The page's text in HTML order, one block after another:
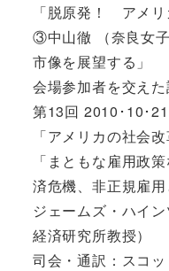
「脱原発！ アメリ
③中山徹 （奈良女
市像を展望する」
会場参加者を交え
第13回 2010･10･
「アメリカの社会
「まともな雇用政
済危機、非正規雇用
ジェームズ・ハイ
経済研究所教授）
司会・通訳：スコ